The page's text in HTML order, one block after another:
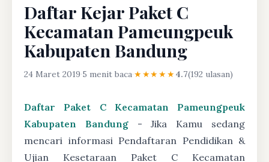
Daftar Kejar Paket C
Kecamatan Pameungpeuk
Kabupaten Bandung
24 Maret 2019·5 menit baca·★★★★★4.7(192 ulasan)
Daftar Paket C Kecamatan Pameungpeuk
Kabupaten Bandung- Jika Kamu sedang
mencari informasi Pendaftaran Pendidikan &
Ujian Kesetaraan Paket C Kecamatan